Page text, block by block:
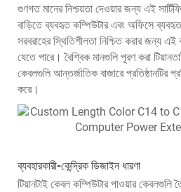
গুণগত মানের নিশ্চয়তা দেওয়ার জন্য এই
বাড়িতে ব্যবহৃত কম্পিউটার এবং অফিসে
সরবরাহের স্থিতিশীলতা নিশ্চিত করার জন্য
যেতে পারে। বৈশ্বিক মানগুলি পূরণ করা
কেবলগুলি আন্তর্জাতিক বাজারে প্রতিষ্ঠানটির
করে।
ব্যবহারকারী-কেন্দ্রিক ডিজাইন ধারণা
টিয়ানটাই কেবল কম্পিউটার পাওয়ার কেবলগুলি